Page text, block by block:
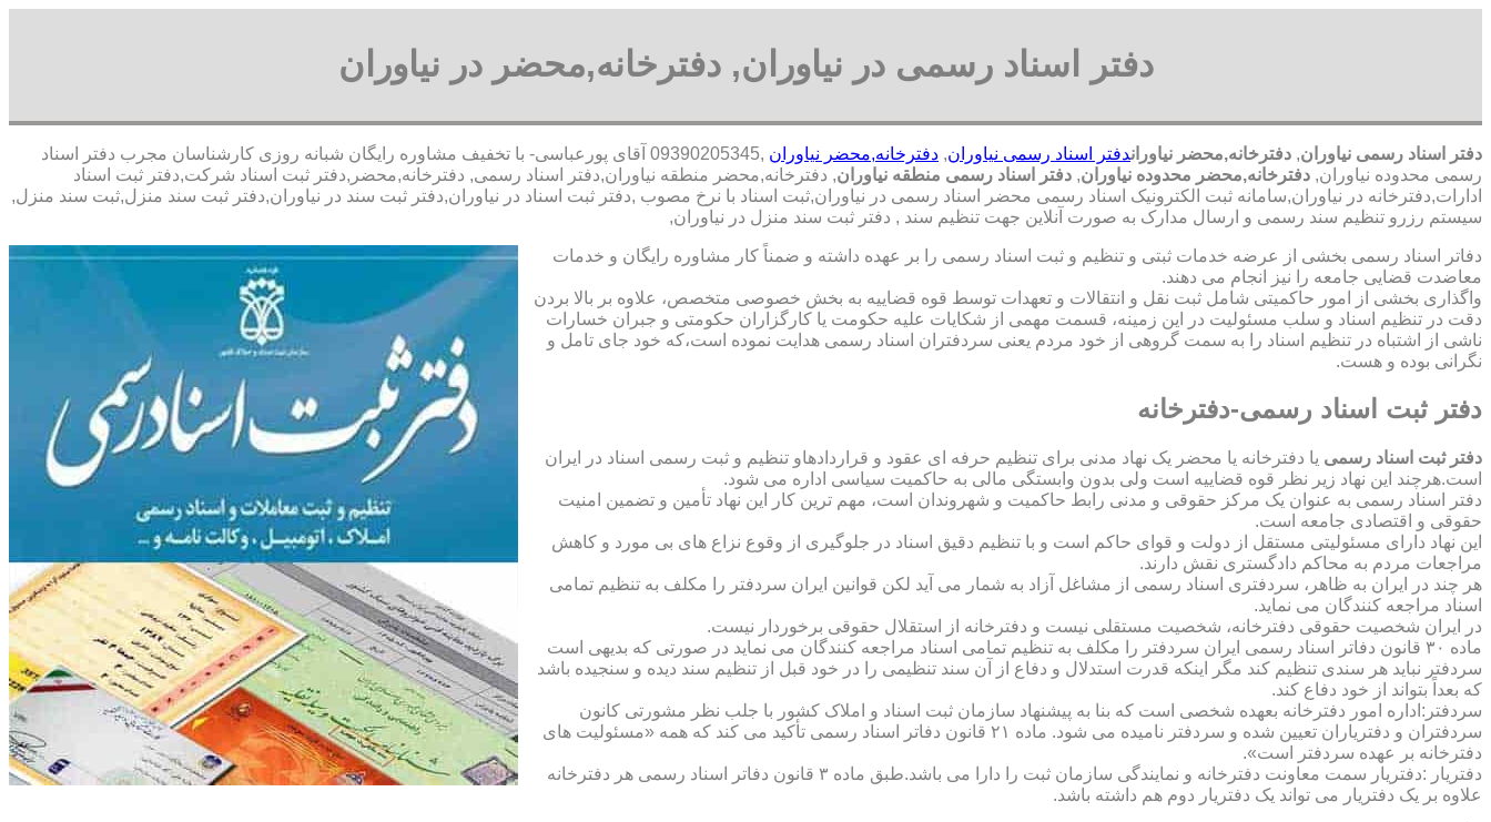
دفتر اسناد رسمی در نیاوران, دفترخانه,محضر در نیاوران
دفتر اسناد رسمی نیاوران, دفترخانه,محضر نیاوراندفتر اسناد رسمی نیاوران, دفترخانه,محضر نیاوران
,09390205345 آقای پورعباسی- با تخفیف مشاوره رايگان شبانه روزی کارشناسان مجرب دفتر اسناد
رسمی محدوده نیاوران, دفترخانه,محضر محدوده نیاوران, دفتر اسناد رسمی منطقه نیاوران, دفترخانه,محضر منطقه نیاوران,دفتر اسناد رسمی, دفترخانه,محضر,دفتر ثبت اسناد شرکت,دفتر ثبت اسناد
ادارات,دفترخانه در نیاوران,سامانه ثبت الکترونیک اسناد رسمی محضر اسناد رسمی در نیاوران,ثبت اسناد با نرخ مصوب ,دفتر ثبت اسناد در نیاوران,دفتر ثبت سند در نیاوران,دفتر ثبت سند منزل,ثبت سند منزل,
سیستم رزرو تنظیم سند رسمی و ارسال مدارک به صورت آنلاین جهت تنظیم سند , دفتر ثبت سند منزل در نیاوران,
دفاتر اسناد رسمی بخشی از عرضه خدمات ثبتی و تنظیم و ثبت اسناد رسمی را بر عهده داشته و ضمناً کار مشاوره رایگان و خدمات
معاضدت قضایی جامعه را نیز انجام می دهند.
واگذاری بخشی از امور حاکمیتی شامل ثبت نقل و انتقالات و تعهدات توسط قوه قضاییه به بخش خصوصی متخصص، علاوه بر بالا بردن
دقت در تنظیم اسناد و سلب مسئولیت در این زمینه، قسمت مهمی از شکایات علیه حکومت یا کارگزاران حکومتی و جبران خسارات
ناشی از اشتباه در تنظیم اسناد را به سمت گروهی از خود مردم یعنی سردفتران اسناد رسمی هدایت نموده است،که خود جای تامل و
نگرانی بوده و هست.
دفتر ثبت اسناد رسمی-دفترخانه
دفتر ثبت اسناد رسمی یا دفترخانه یا محضر یک نهاد مدنی برای تنظیم حرفه ای عقود و قراردادهاو تنظیم و ثبت رسمی اسناد در ایران
است.هرچند این نهاد زیر نظر قوه قضاییه است ولی بدون وابستگی مالی به حاکمیت سیاسی اداره می شود.
دفتر اسناد رسمی به عنوان یک مرکز حقوقی و مدنی رابط حاکمیت و شهروندان است، مهم ترین کار این نهاد تأمین و تضمین امنیت
حقوقی و اقتصادی جامعه است.
این نهاد دارای مسئولیتی مستقل از دولت و قوای حاکم است و با تنظیم دقیق اسناد در جلوگیری از وقوع نزاع های بی مورد و کاهش
مراجعات مردم به محاکم دادگستری نقش دارند.
هر چند در ایران به ظاهر، سردفتری اسناد رسمی از مشاغل آزاد به شمار می آید لکن قوانین ایران سردفتر را مکلف به تنظیم تمامی
اسناد مراجعه کنندگان می نماید.
در ایران شخصیت حقوقی دفترخانه، شخصیت مستقلی نیست و دفترخانه از استقلال حقوقی برخوردار نیست.
ماده ۳۰ قانون دفاتر اسناد رسمی ایران سردفتر را مکلف به تنظیم تمامی اسناد مراجعه کنندگان می نماید در صورتی که بدیهی است
سردفتر نباید هر سندی تنظیم کند مگر اینکه قدرت استدلال و دفاع از آن سند تنظیمی را در خود قبل از تنظیم سند دیده و سنجیده باشد
که بعداً بتواند از خود دفاع کند.
سردفتر:اداره امور دفترخانه بعهده شخصی است که بنا به پیشنهاد سازمان ثبت اسناد و املاک کشور با جلب نظر مشورتی کانون
سردفتران و دفتریاران تعیین شده و سردفتر نامیده می شود. ماده ۲۱ قانون دفاتر اسناد رسمی تأکید می کند که همه «مسئولیت های
دفترخانه بر عهده سردفتر است».
دفتریار :دفتریار سمت معاونت دفترخانه و نمایندگی سازمان ثبت را دارا می باشد.طبق ماده ۳ قانون دفاتر اسناد رسمی هر دفترخانه
علاوه بر یک دفتریار می تواند یک دفتریار دوم هم داشته باشد.